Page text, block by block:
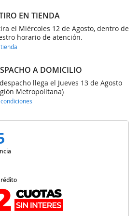
EN TIENDA
el Miércoles 12 de Agosto, dentro de
horario de atención.
A DOMICILIO
llega el Jueves 13 de Agosto
Metropolitana)